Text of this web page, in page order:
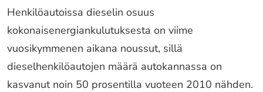
Henkilöautoissa dieselin osuus
kokonaisenergiankulutuksesta on viime
vuosikymmenen aikana noussut, sillä
dieselhenkilöautojen määrä autokannassa on
kasvanut noin 50 prosentilla vuoteen 2010 nähden.